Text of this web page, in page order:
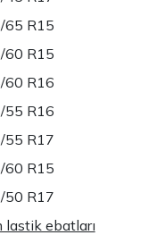
65 R15
60 R15
60 R16
55 R16
55 R17
60 R15
50 R17
lastik ebatları